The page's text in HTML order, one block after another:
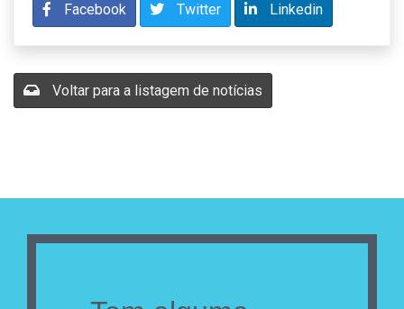
Facebook Twitter Linkedin
Voltar para a listagem de notícias